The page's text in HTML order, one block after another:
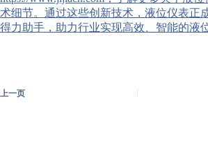
术细节。通过这些创新技术，液位仪表正
得力助手，助力行业实现高效、智能的液
上一页